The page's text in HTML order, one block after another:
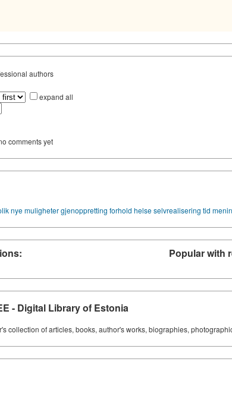
authors
expand all
comments yet
nye mulighetergjenoppretting forhold helseselvrealisering tid
Popular with
- Digital Library of Estonia
collection of articles, books, author's works, biographies,